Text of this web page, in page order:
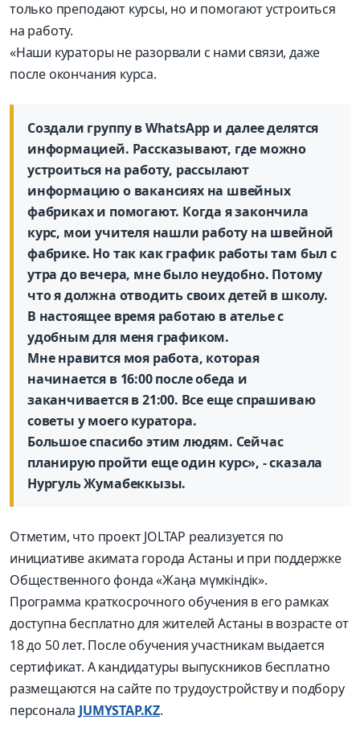
только преподают курсы, но и помогают устроиться
на работу.
«Наши кураторы не разорвали с нами связи, даже
после окончания курса.
Создали группу в WhatsApp и далее делятся
информацией. Рассказывают, где можно
устроиться на работу, рассылают
информацию о вакансиях на швейных
фабриках и помогают. Когда я закончила
курс, мои учителя нашли работу на швейной
фабрике. Но так как график работы там был с
утра до вечера, мне было неудобно. Потому
что я должна отводить своих детей в школу.
В настоящее время работаю в ателье с
удобным для меня графиком.
Мне нравится моя работа, которая
начинается в 16:00 после обеда и
заканчивается в 21:00. Все еще спрашиваю
советы у моего куратора.
Большое спасибо этим людям. Сейчас
планирую пройти еще один курс», - сказала
Нургуль Жумабеккызы.
Отметим, что проект JOLTAP реализуется по
инициативе акимата города Астаны и при поддержке
Общественного фонда «Жаңа мүмкіндік».
Программа краткосрочного обучения в его рамках
доступна бесплатно для жителей Астаны в возрасте от
18 до 50 лет. После обучения участникам выдается
сертификат. А кандидатуры выпускников бесплатно
размещаются на сайте по трудоустройству и подбору
персонала JUMYSTAP.KZ.